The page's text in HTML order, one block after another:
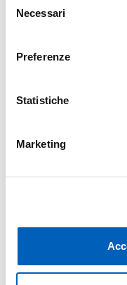
delNecessari
Preferenze
Statistiche
Marketing
Russian language
Authors: Cabassi Nicoletta;
CLIL: Язык и предмет.
Author: Cabassi Nicoletta
КЛИЛ в Европе.
Voci e testimonianze
Saglia Diego; Astori Davide;